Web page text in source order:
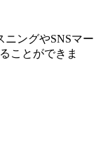
ニングやSNSマー
ことができま